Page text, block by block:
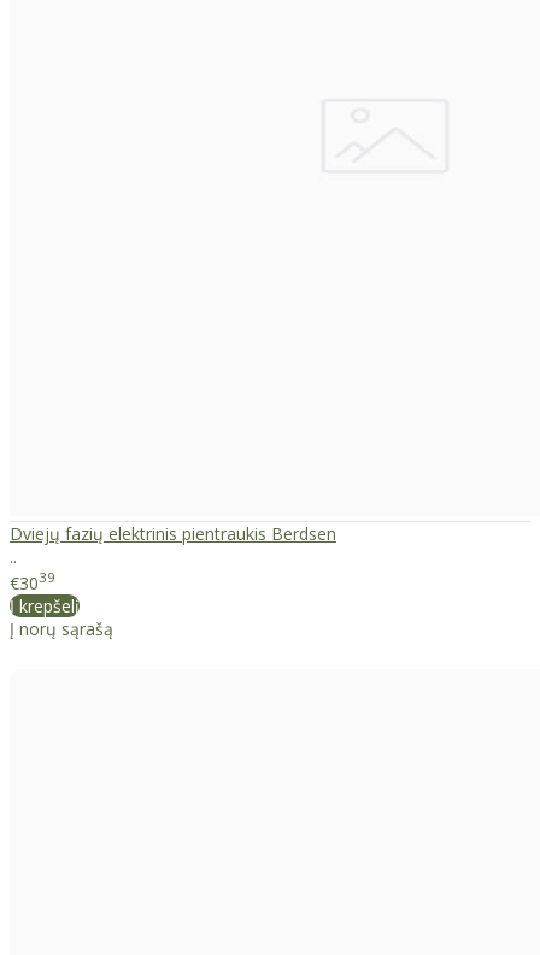
Dviejų fazių elektrinis pientraukis Berdsen
..
€3039
Į krepšelį
Į norų sąrašą